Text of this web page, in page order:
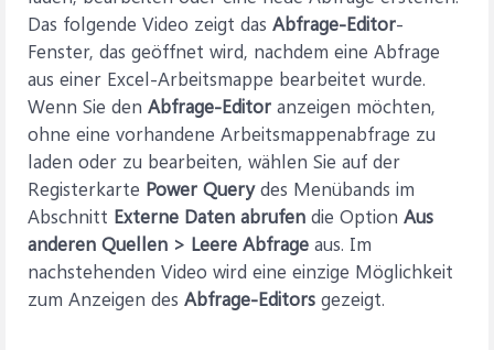
Das folgende Video zeigt das Abfrage-Editor-
Fenster, das geöffnet wird, nachdem eine Abfrage
aus einer Excel-Arbeitsmappe bearbeitet wurde.
Wenn Sie den Abfrage-Editor anzeigen möchten,
ohne eine vorhandene Arbeitsmappenabfrage zu
laden oder zu bearbeiten, wählen Sie auf der
Registerkarte Power Querydes Menübands im
Abschnitt Externe Daten abrufen die Option Aus
anderen Quellen > Leere Abfrage aus. Im
nachstehenden Video wird eine einzige Möglichkeit
zum Anzeigen des Abfrage-Editors gezeigt.